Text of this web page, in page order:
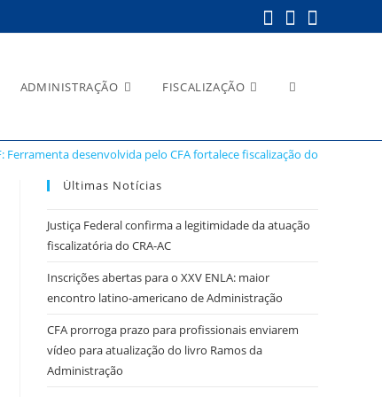
ADMINISTRAÇÃO FISCALIZAÇÃO Alternar
Ferramenta desenvolvida pelo CFA fortalece fiscalização do CRA Acre
Últimas Notícias
Justiça Federal confirma a legitimidade da atuação
fiscalizatória do CRA-AC
Inscrições abertas para o XXV ENLA: maior
encontro latino-americano de Administração
CFA prorroga prazo para profissionais enviarem
vídeo para atualização do livro Ramos da
Administração